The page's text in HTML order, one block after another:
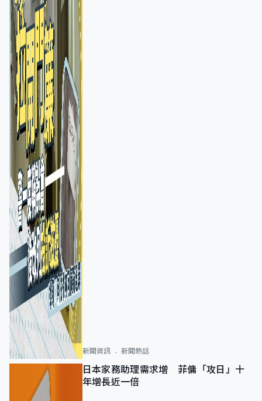
新聞資訊 新聞熱話
日本家務助理需求增 菲傭「攻日」十
年增長近一倍